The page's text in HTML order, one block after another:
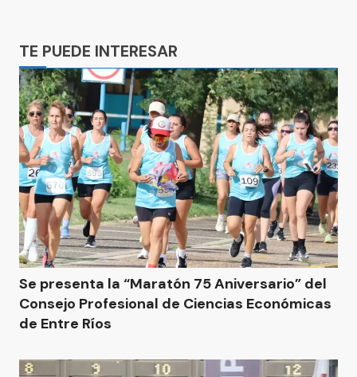
TE PUEDE INTERESAR
Se presenta la “Maratón 75 Aniversario” del
Consejo Profesional de Ciencias Económicas
de Entre Ríos